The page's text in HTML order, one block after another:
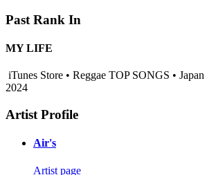
Past Rank In
MY LIFE
iTunes Store • Reggae TOP SONGS •
2024
Artist Profile
Air's
Artist page